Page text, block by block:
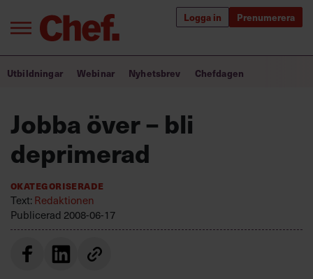
Logga in Prenumerera
Annonsera
Bra ledare förändrar världen
Utbildning för ledare
Chefakademin+
Populära utbildningar
Utbildningar Webinar Nyhetsbrev Chefdagen
Jobba över – bli
deprimerad
Okategoriserade
Text:Redaktionen
Publicerad 2008-06-17